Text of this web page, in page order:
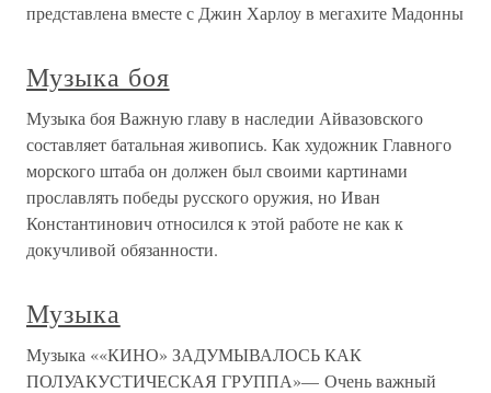
представлена вместе с Джин Харлоу в мегахите Мадонны
Музыка боя
Музыка боя Важную главу в наследии Айвазовского
составляет батальная живопись. Как художник Главного
морского штаба он должен был своими картинами
прославлять победы русского оружия, но Иван
Константинович относился к этой работе не как к
докучливой обязанности.
Музыка
Музыка ««КИНО» ЗАДУМЫВАЛОСЬ КАК
ПОЛУАКУСТИЧЕСКАЯ ГРУППА»— Очень важный